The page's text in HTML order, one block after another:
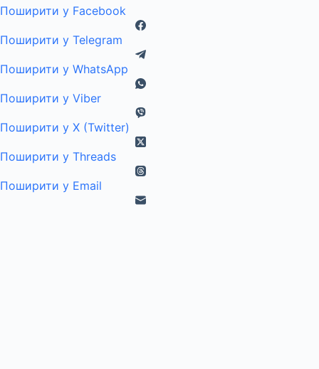
Поширити у Facebook
Поширити у Telegram
Поширити у WhatsApp
Поширити у Viber
Поширити у X (Twitter)
Поширити у Threads
Поширити у Email